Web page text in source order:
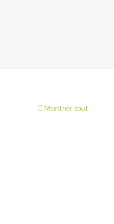
Montrer tout